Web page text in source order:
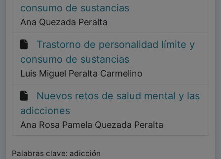
consumo de sustancias
Ana Quezada Peralta
Trastorno de personalidad límite y
consumo de sustancias
Luis Miguel Peralta Carmelino
Nuevos retos de salud mental y las
adicciones
Ana Rosa Pamela Quezada Peralta
Palabras clave: adicción